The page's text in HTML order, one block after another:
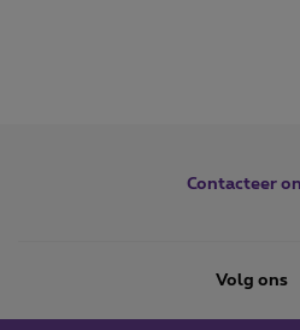
Contacteer
Volg ons